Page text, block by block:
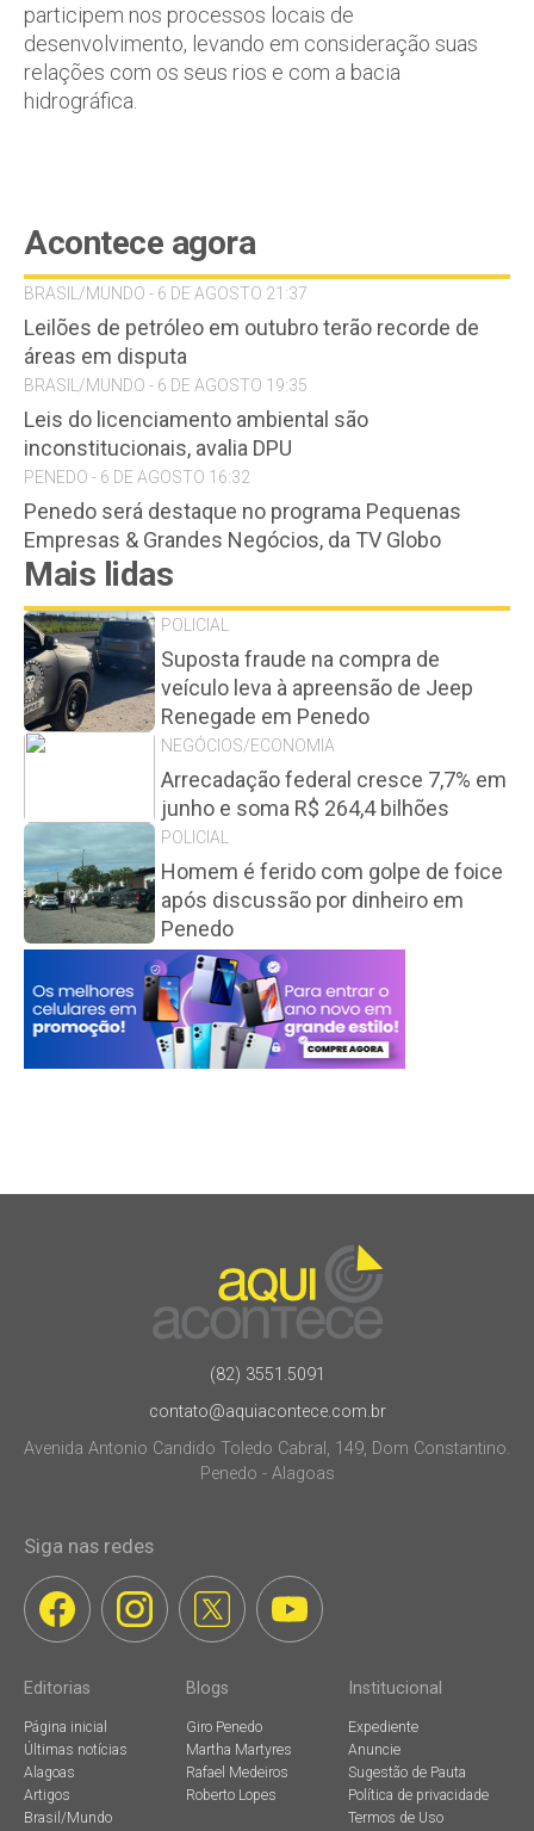
participem nos processos locais de
desenvolvimento, levando em consideração suas
relações com os seus rios e com a bacia
hidrográfica.
Acontece agora
BRASIL/MUNDO - 6 DE AGOSTO 21:37
Leilões de petróleo em outubro terão recorde de
áreas em disputa
BRASIL/MUNDO - 6 DE AGOSTO 19:35
Leis do licenciamento ambiental são
inconstitucionais, avalia DPU
PENEDO - 6 DE AGOSTO 16:32
Penedo será destaque no programa Pequenas
Empresas & Grandes Negócios, da TV Globo
Mais lidas
POLICIAL
Suposta fraude na compra de
veículo leva à apreensão de Jeep
Renegade em Penedo
NEGÓCIOS/ECONOMIA
Arrecadação federal cresce 7,7% em
junho e soma R$ 264,4 bilhões
POLICIAL
Homem é ferido com golpe de foice
após discussão por dinheiro em
Penedo
(82) 3551.5091
contato@aquiacontece.com.br
Avenida Antonio Candido Toledo Cabral, 149, Dom Constantino.
Penedo - Alagoas
Siga nas redes
Editorias
Página inicial
Últimas notícias
Alagoas
Artigos
Brasil/Mundo
Blogs
Giro Penedo
Martha Martyres
Rafael Medeiros
Roberto Lopes
Institucional
Expediente
Anuncie
Sugestão de Pauta
Política de privacidade
Termos de Uso